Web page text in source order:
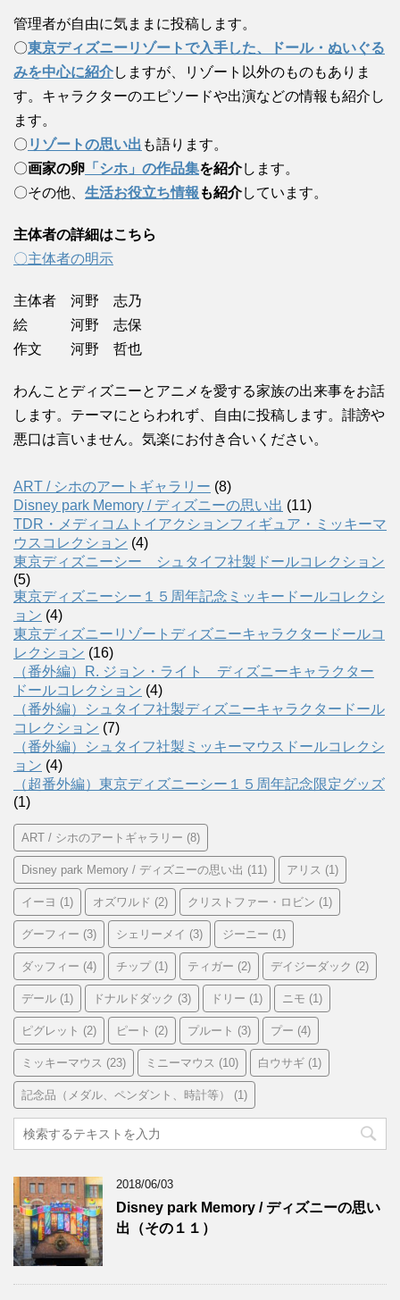
管理者が自由に気ままに投稿します。
〇東京ディズニーリゾートで入手した、ドール・ぬいぐる
みを中心に紹介しますが、リゾート以外のものもありま
す。キャラクターのエピソードや出演などの情報も紹介し
ます。
〇 リゾートの思い出 も語ります。
〇画家の卵 「シホ」の作品集を紹介します。
〇その他、 生活お役立ち情報 も紹介しています。
主体者の詳細はこちら
〇主体者の明示
主体者 河野 志乃
絵 河野 志保
作文 河野 哲也
わんことディズニーとアニメを愛する家族の出来事をお話
します。テーマにとらわれず、自由に投稿します。誹謗や
悪口は言いません。気楽にお付き合いください。
ART / シホのアートギャラリー (8)
Disney park Memory / ディズニーの思い出 (11)
TDR・メディコムトイアクションフィギュア・ミッキーマ
ウスコレクション (4)
東京ディズニーシー シュタイフ社製ドールコレクション
(5)
東京ディズニーシー１５周年記念ミッキードールコレクシ
ョン (4)
東京ディズニーリゾートディズニーキャラクタードールコ
レクション (16)
（番外編）R. ジョン・ライト ディズニーキャラクター
ドールコレクション (4)
（番外編）シュタイフ社製ディズニーキャラクタードール
コレクション (7)
（番外編）シュタイフ社製ミッキーマウスドールコレクシ
ョン (4)
（超番外編）東京ディズニーシー１５周年記念限定グッズ
(1)
ART / シホのアートギャラリー (8)
Disney park Memory / ディズニーの思い出 (11) アリス (1)
イーヨ (1) オズワルド (2) クリストファー・ロビン (1)
グーフィー (3) シェリーメイ (3) ジーニー (1)
ダッフィー (4) チップ(1) ティガー (2) デイジーダック (2)
デール (1) ドナルドダック (3) ドリー (1) ニモ (1)
ピグレット (2) ピート (2) プルート (3) プー (4)
ミッキーマウス (23) ミニーマウス (10) 白ウサギ (1)
記念品（メダル、ペンダント、時計等） (1)
2018/06/03
Disney park Memory / ディズニーの思い
出（その１１）